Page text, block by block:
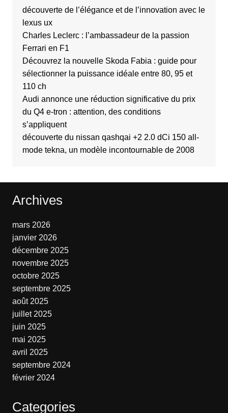
découverte de l’élégance et de l’innovation avec le
lexus ux
Charles Leclerc : l’ambassadeur de la passion
Ferrari en F1
Découvrez la nouvelle Skoda Fabia : guide pour
sélectionner la puissance idéale entre 80, 95 et
110 ch
Audi annonce une réduction significative du prix
du Q4 e-tron : attention, des conditions
s’appliquent
découverte du nissan qashqai +2 2.0 dCi 150 all-
mode tekna, un modèle incontournable de 2008
Archives
mars 2026
janvier 2026
décembre 2025
novembre 2025
octobre 2025
septembre 2025
août 2025
juillet 2025
juin 2025
mai 2025
avril 2025
septembre 2024
février 2024
Categories